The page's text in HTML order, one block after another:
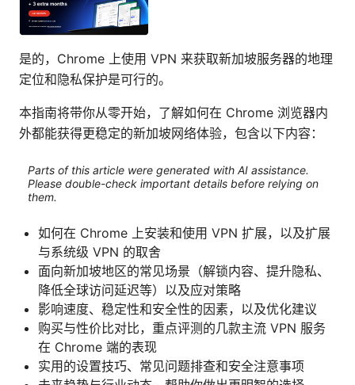
是的，Chrome 上使用 VPN 来获取新加坡服务器的地理
定位和隐私保护是可行的。
本指南将带你从零开始，了解如何在 Chrome 浏览器内
外都能获得更稳定的新加坡网络体验，包含以下内容：
Parts of this article were generated with AI assistance.
Please double-check important details before relying on
them.
如何在 Chrome 上安装和使用 VPN 扩展，以及扩展
与系统级 VPN 的取舍
面向新加坡地区的常见场景（解锁内容、提升隐私、
降低全球访问延迟等）以及应对策略
影响速度、稳定性和安全性的因素，以及优化建议
购买与性价比对比，重点评测的几款主流 VPN 服务
在 Chrome 端的表现
实用的设置技巧、常见问题排查和安全注意事项